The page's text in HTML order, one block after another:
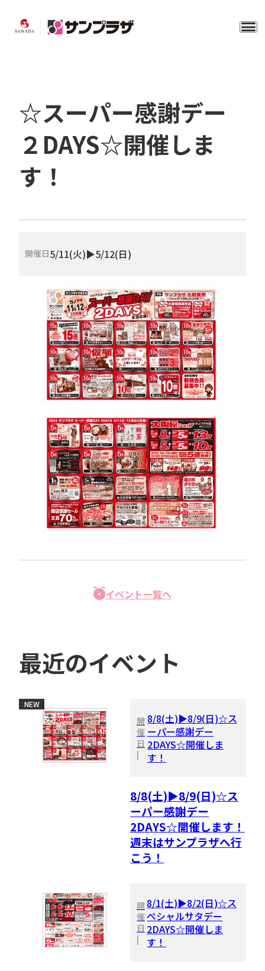
☆スーパー感謝デー
２DAYS☆開催しま
す！
開催日5/11(火)▶5/12(日)
イベント一覧へ
最近のイベント
NEW
開
催
日
|
8/8(土)▶8/9(日)☆ス
ーパー感謝デー
2DAYS☆開催しま
す！
8/8(土)▶8/9(日)☆ス
ーパー感謝デー
2DAYS☆開催します！
週末はサンプラザへ行
こう！
開
催
日
|
8/1(土)▶8/2(日)☆ス
ペシャルサタデー
2DAYS☆開催しま
す！